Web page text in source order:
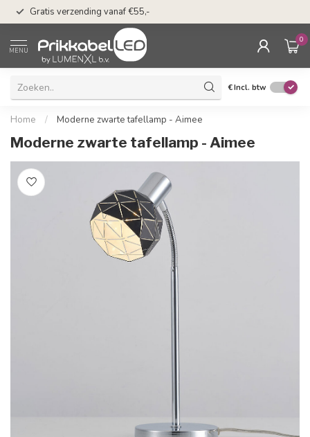
Gratis verzending vanaf €55,-
MENU
0
€Incl. btw
Home / Moderne zwarte tafellamp - Aimee
Moderne zwarte tafellamp - Aimee